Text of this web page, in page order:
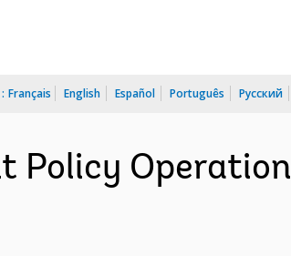
Français English Español Português Русский
Policy Operation